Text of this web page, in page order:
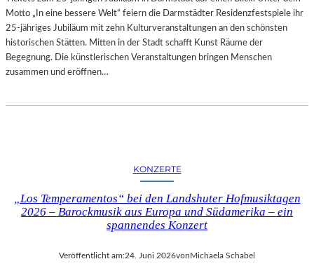
D
G
A
L
N
–
A
Motto „In eine bessere Welt“ feiern die Darmstädter Residenzfestspiele ihr
25-jähriges Jubiläum mit zehn Kulturveranstaltungen an den schönsten
historischen Stätten. Mitten in der Stadt schafft Kunst Räume der
Begegnung. Die künstlerischen Veranstaltungen bringen Menschen
zusammen und eröffnen…
KONZERTE
„Los Temperamentos“ bei den Landshuter Hofmusiktagen
2026 – Barockmusik aus Europa und Südamerika – ein
spannendes Konzert
Veröffentlicht am:24. Juni 2026von Michaela Schabel